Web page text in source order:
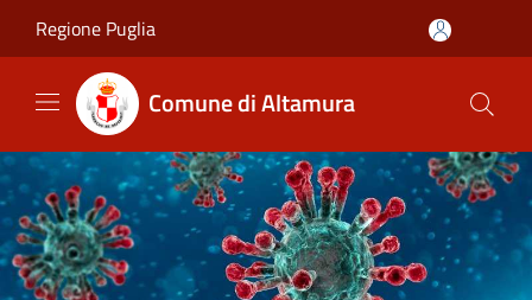
Regione Puglia
Comune di Altamura